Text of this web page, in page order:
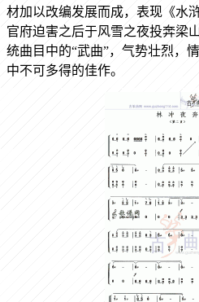
材加以改编发展而成，表现《水
官府迫害之后于风雪之夜投奔梁
统曲目中的“武曲”，气势壮烈，
中不可多得的佳作。